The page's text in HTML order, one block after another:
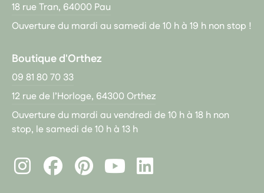
18 rue Tran, 64000 Pau
Ouverture du mardi au samedi de 10 h à 19 h non stop !
Boutique d'Orthez
09 81 80 70 33
12 rue de l’Horloge, 64300 Orthez
Ouverture du mardi au vendredi de 10 h à 18 h non
stop, le samedi de 10 h à 13 h
InstagramFacebookPinterest
LinkedIn